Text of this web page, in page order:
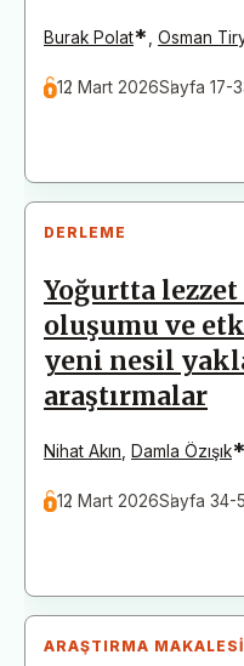
Burak Polat* Osman
12 Mart 2026Sayfa 17-
DERLEME
Yoğurtta
oluşumu ve
yeni nesil
araştırmalar
Nihat Akın Damla Özışık*
12 Mart 2026Sayfa 34-
ARAŞTIRMA MAKALESI